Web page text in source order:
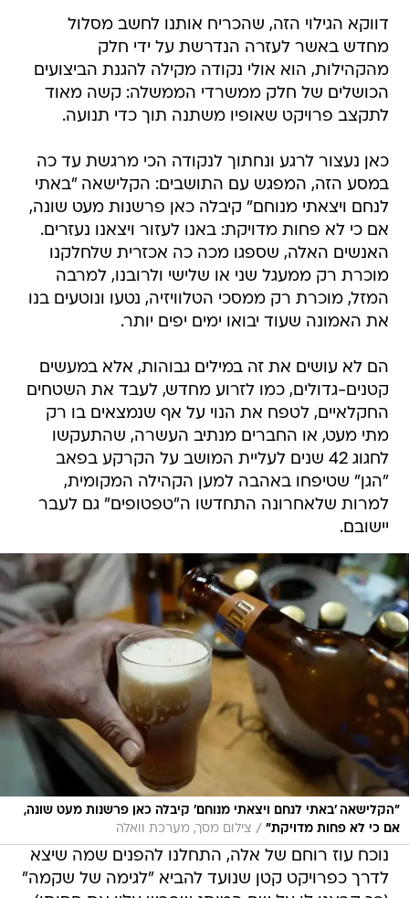
דווקא הגילוי הזה, שהכריח אותנו לחשב מסלול
מחדש באשר לעזרה הנדרשת על ידי חלק
מהקהילות, הוא אולי נקודה מקילה להגנת הביצועים
הכושלים של חלק ממשרדי הממשלה: קשה מאוד
לתקצב פרויקט שאופיו משתנה תוך כדי תנועה.
כאן נעצור לרגע ונחתוך לנקודה הכי מרגשת עד כה
במסע הזה, המפגש עם התושבים: הקלישאה "באתי
לנחם ויצאתי מנוחם" קיבלה כאן פרשנות מעט שונה,
אם כי לא פחות מדויקת: באנו לעזור ויצאנו נעזרים.
האנשים האלה, שספגו מכה כה אכזרית שלחלקנו
מוכרת רק ממעגל שני או שלישי ולרובנו, למרבה
המזל, מוכרת רק ממסכי הטלוויזיה, נטעו ונוטעים בנו
את האמונה שעוד יבואו ימים יפים יותר.
הם לא עושים את זה במילים גבוהות, אלא במעשים
קטנים-גדולים, כמו לזרוע מחדש, לעבד את השטחים
החקלאיים, לטפח את הנוי על אף שנמצאים בו רק
מתי מעט, או החברים מנתיב העשרה, שהתעקשו
לחגוג 42 שנים לעליית המושב על הקרקע בפאב
"הגן" שטיפחו באהבה למען הקהילה המקומית,
למרות שלאחרונה התחדשו ה"טפטופים" גם לעבר
יישובם.
"הקלישאה 'באתי לנחם ויצאתי מנוחם' קיבלה כאן פרשנות מעט שונה,
אם כי לא פחות מדויקת" / צילום מסך, מערכת וואלה
נוכח עוז רוחם של אלה, התחלנו להפנים שמה שיצא
לדרך כפרויקט קטן שנועד להביא "לגימה של שקמה"